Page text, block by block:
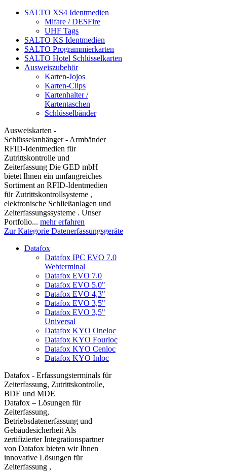
SALTO XS4 Identmedien
Mifare / DESFire
UHF Tags
SALTO KS Identmedien
SALTO Programmierkarten
SALTO Hotel Schlüsselkarten
Ausweiszubehör
Karten-Jojos
Karten-Clips
Kartenhalter /
Kartentaschen
Schlüsselbänder
Ausweiskarten -
Schlüsselanhänger - Armbänder
RFID-Identmedien für
Zutrittskontrolle und
Zeiterfassung Die GED mbH
bietet Ihnen ein umfangreiches
Sortiment an RFID-Identmedien
für Zutrittskontrollsysteme ,
elektronische Schließanlagen und
Zeiterfassungssysteme . Unser
Portfolio... mehr erfahren
Zur Kategorie Datenerfassungsgeräte
Datafox
Datafox IPC EVO 7.0
Webterminal
Datafox EVO 7.0
Datafox EVO 5.0"
Datafox EVO 4,3"
Datafox EVO 3,5"
Datafox EVO 3,5"
Universal
Datafox KYO Oneloc
Datafox KYO Fourloc
Datafox KYO Cenloc
Datafox KYO Inloc
Datafox - Erfassungsterminals für
Zeiterfassung, Zutrittskontrolle,
BDE und MDE
Datafox – Lösungen für
Zeiterfassung,
Betriebsdatenerfassung und
Gebäudesicherheit Als
zertifizierter Integrationspartner
von Datafox bieten wir Ihnen
innovative Lösungen für
Zeiterfassung ,